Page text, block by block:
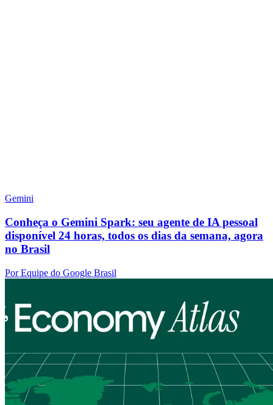
Gemini
Conheça o Gemini Spark: seu agente de IA pessoal
disponível 24 horas, todos os dias da semana, agora
no Brasil
Por Equipe do Google Brasil